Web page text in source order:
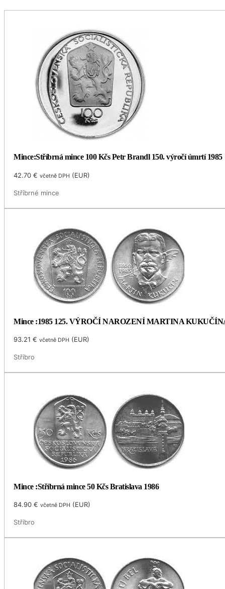
Mince:Stříbrná mince 100 Kčs Petr Brandl 150. výročí úmrtí 1985
42.70€ včetně DPH (EUR)
Stříbrné mince
Mince :1985 125. VÝROČÍ NAROZENÍ MARTINA
93.21€ včetně DPH (EUR)
Stříbro
Mince :Stříbrná mince 50 Kčs Bratislava 1986
84.90€ včetně DPH (EUR)
Stříbro